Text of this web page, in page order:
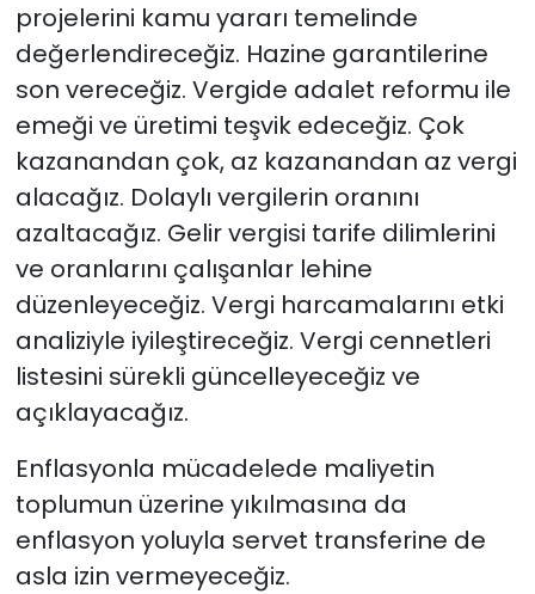
projelerini kamu yararı temelinde
değerlendireceğiz. Hazine garantilerine
son vereceğiz. Vergide adalet reformu ile
emeği ve üretimi teşvik edeceğiz. Çok
kazanandan çok, az kazanandan az vergi
alacağız. Dolaylı vergilerin oranını
azaltacağız. Gelir vergisi tarife dilimlerini
ve oranlarını çalışanlar lehine
düzenleyeceğiz. Vergi harcamalarını etki
analiziyle iyileştireceğiz. Vergi cennetleri
listesini sürekli güncelleyeceğiz ve
açıklayacağız.
Enflasyonla mücadelede maliyetin
toplumun üzerine yıkılmasına da
enflasyon yoluyla servet transferine de
asla izin vermeyeceğiz.